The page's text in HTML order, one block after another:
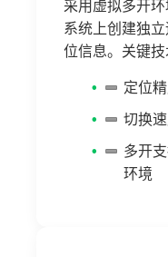
采用虚拟多开
系统上创建独
位信息。关键技
定位
切换
多开
环境